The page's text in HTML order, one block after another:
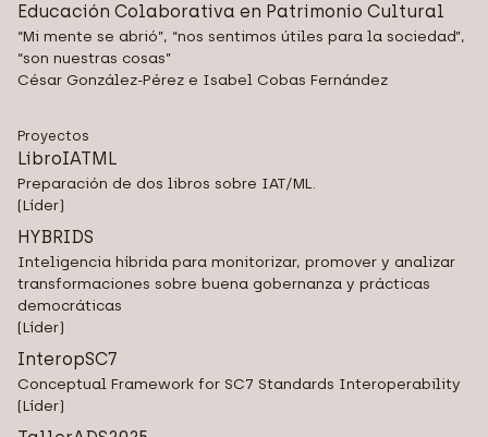
Educación Colaborativa en Patrimonio Cultural
“Mi mente se abrió”, “nos sentimos útiles para la sociedad”,
“son nuestras cosas”
César González-Pérez e Isabel Cobas Fernández
Proyectos
LibroIATML
Preparación de dos libros sobre IAT/ML.
(Líder)
HYBRIDS
Inteligencia híbrida para monitorizar, promover y analizar
transformaciones sobre buena gobernanza y prácticas
democráticas
(Líder)
InteropSC7
Conceptual Framework for SC7 Standards Interoperability
(Líder)